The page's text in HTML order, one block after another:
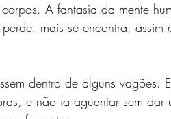
A fantasia da mente
mais se encontra, assim
dentro de alguns vagões.
e não ia aguentar sem dar